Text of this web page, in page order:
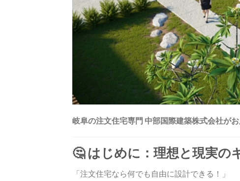
岐阜の注文住宅専門 中部国際建築株式会社が
🤔 はじめに：理想と現実の
「注文住宅なら何でも自由に設計できる！」